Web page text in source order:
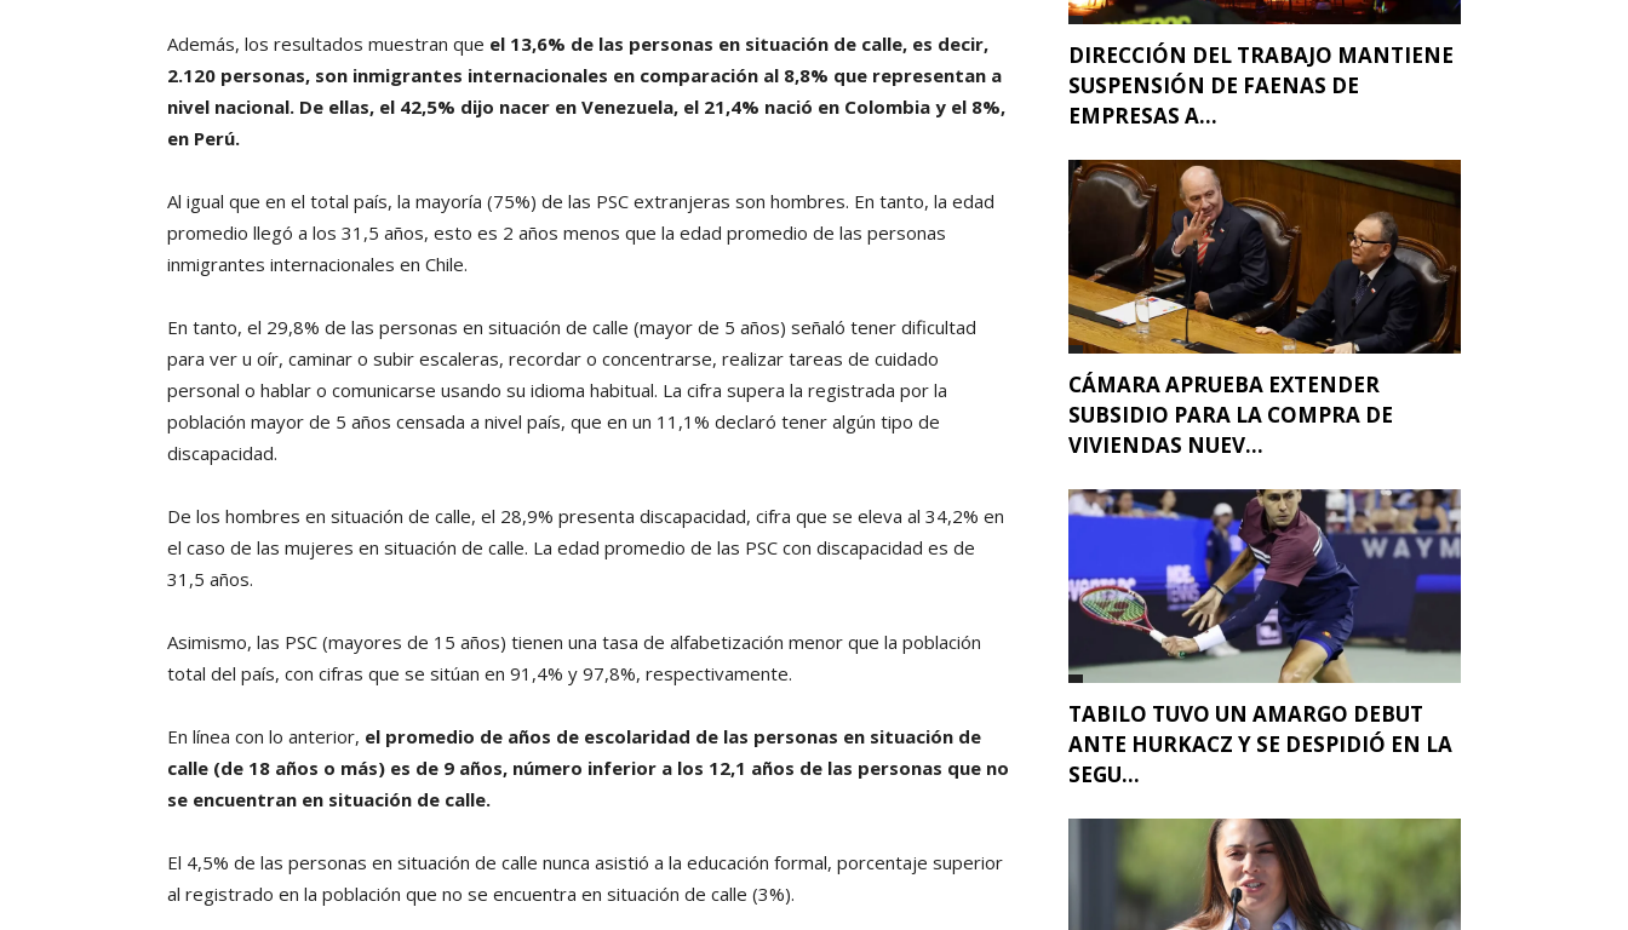
Además, los resultados muestran que el 13,6% de las personas en situación de calle, es decir,
2.120 personas, son inmigrantes internacionales en comparación al 8,8% que representan a
nivel nacional. De ellas, el 42,5% dijo nacer en Venezuela, el 21,4% nació en Colombia y el 8%,
en Perú.
Al igual que en el total país, la mayoría (75%) de las PSC extranjeras son hombres. En tanto, la edad
promedio llegó a los 31,5 años, esto es 2 años menos que la edad promedio de las personas
inmigrantes internacionales en Chile.
En tanto, el 29,8% de las personas en situación de calle (mayor de 5 años) señaló tener dificultad
para ver u oír, caminar o subir escaleras, recordar o concentrarse, realizar tareas de cuidado
personal o hablar o comunicarse usando su idioma habitual. La cifra supera la registrada por la
población mayor de 5 años censada a nivel país, que en un 11,1% declaró tener algún tipo de
discapacidad.
De los hombres en situación de calle, el 28,9% presenta discapacidad, cifra que se eleva al 34,2% en
el caso de las mujeres en situación de calle. La edad promedio de las PSC con discapacidad es de
31,5 años.
Asimismo, las PSC (mayores de 15 años) tienen una tasa de alfabetización menor que la población
total del país, con cifras que se sitúan en 91,4% y 97,8%, respectivamente.
En línea con lo anterior, el promedio de años de escolaridad de las personas en situación de
calle (de 18 años o más) es de 9 años, número inferior a los 12,1 años de las personas que no
se encuentran en situación de calle.
El 4,5% de las personas en situación de calle nunca asistió a la educación formal, porcentaje superior
al registrado en la población que no se encuentra en situación de calle (3%).
DIRECCIÓN DEL TRABAJO MANTIENE
SUSPENSIÓN DE FAENAS DE
EMPRESAS A...
CÁMARA APRUEBA EXTENDER
SUBSIDIO PARA LA COMPRA DE
VIVIENDAS NUEV...
TABILO TUVO UN AMARGO DEBUT
ANTE HURKACZ Y SE DESPIDIÓ EN LA
SEGU...